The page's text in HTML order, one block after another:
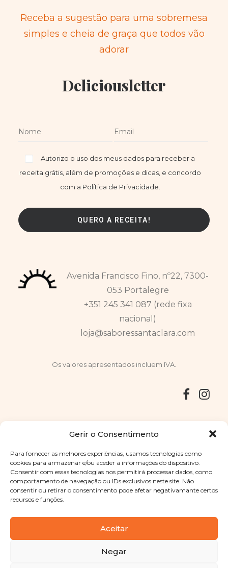
Gerir o Consentimento
Para fornecer as melhores experiências, usamos tecnologias como
cookies para armazenar e/ou aceder a informações do dispositivo.
Consentir com essas tecnologias nos permitirá processar dados, como
comportamento de navegação ou IDs exclusivos neste site. Não
consentir ou retirar o consentimento pode afetar negativamante certos
recursos e funções.
Aceitar
Negar
Receba a sugestão para uma sobremesa
simples e cheia de graça que todos vão
adorar
Deliciousletter
Autorizo o uso dos meus dados para receber a
receita grátis, além de promoções e dicas, e concordo
com a Política de Privacidade.
Avenida Francisco Fino, nº22, 7300-
053 Portalegre
+351 245 341 087 (rede fixa
nacional)
loja@saboressantaclara.com
Os valores apresentados incluem IVA.
Copyright © 2025 Sabores Santa Clara
. Todos os direitos
reservadosPolítica de Privacidade |Termos e condições
Designed byShift Your Branding Agency